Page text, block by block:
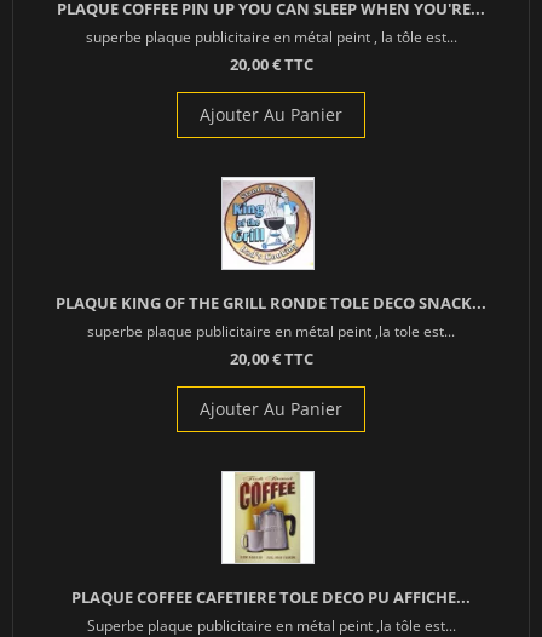
PLAQUE COFFEE PIN UP YOU CAN SLEEP WHEN YOU'RE...
superbe plaque publicitaire en métal peint , la tôle est...
20,00 € TTC
Ajouter Au Panier
PLAQUE KING OF THE GRILL RONDE TOLE DECO SNACK...
superbe plaque publicitaire en métal peint ,la tole est...
20,00 € TTC
Ajouter Au Panier
PLAQUE COFFEE CAFETIERE TOLE DECO PU AFFICHE...
Superbe plaque publicitaire en métal peint ,la tôle est...